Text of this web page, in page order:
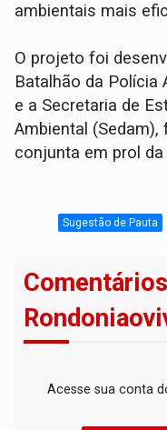
ambientais mais
O projeto foi
Batalhão da Polícia
e a Secretaria de
Ambiental
conjunta em prol
Sugestão de Pauta
Comentários
Acesse sua conta